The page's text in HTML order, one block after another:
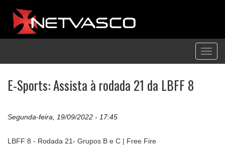
E-Sports: Assista à rodada 21 da LBFF 8
Segunda-feira, 19/09/2022 - 17:45
LBFF 8 - Rodada 21- Grupos B e C | Free Fire